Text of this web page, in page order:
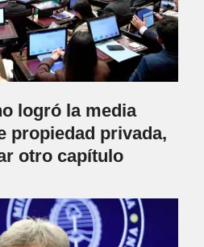
logró la media
propiedad privada,
otro capítulo